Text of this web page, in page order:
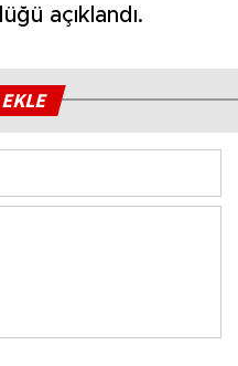
açıklandı.